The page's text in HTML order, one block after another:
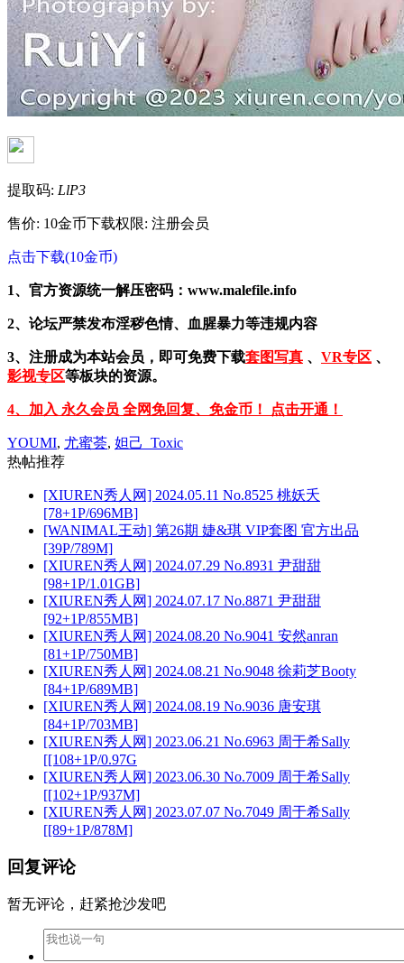
提取码: LlP3
售价: 10金币下载权限: 注册会员
点击下载(10金币)
1、官方资源统一解压密码：www.malefile.info
2、论坛严禁发布淫秽色情、血腥暴力等违规内容
3、注册成为本站会员，即可免费下载套图写真 、 VR专区 、
影视专区等板块的资源。
4、加入 永久会员 全网免回复、免金币！ 点击开通！
YOUMI, 尤蜜荟, 妲己_Toxic
热帖推荐
[XIUREN秀人网] 2024.05.11 No.8525 桃妖夭
[78+1P/696MB]
[WANIMAL王动] 第26期 婕&琪 VIP套图 官方出品
[39P/789M]
[XIUREN秀人网] 2024.07.29 No.8931 尹甜甜
[98+1P/1.01GB]
[XIUREN秀人网] 2024.07.17 No.8871 尹甜甜
[92+1P/855MB]
[XIUREN秀人网] 2024.08.20 No.9041 安然anran
[81+1P/750MB]
[XIUREN秀人网] 2024.08.21 No.9048 徐莉芝Booty
[84+1P/689MB]
[XIUREN秀人网] 2024.08.19 No.9036 唐安琪
[84+1P/703MB]
[XIUREN秀人网] 2023.06.21 No.6963 周于希Sally
[[108+1P/0.97G
[XIUREN秀人网] 2023.06.30 No.7009 周于希Sally
[[102+1P/937M]
[XIUREN秀人网] 2023.07.07 No.7049 周于希Sally
[[89+1P/878M]
回复评论
暂无评论，赶紧抢沙发吧